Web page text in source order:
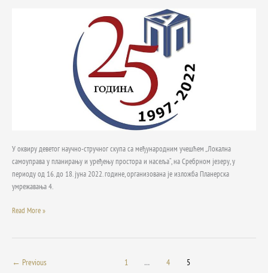
У оквиру деветог научно-стручног скупа са међународним учешћем „Локална
самоуправа у планирању и уређењу простора и насеља“, на Сребрном језеру, у
периоду од 16. до 18. јуна 2022. године, организована је изложба Планерска
умрежавања 4.
Read More »
← Previous 1 … 4 5